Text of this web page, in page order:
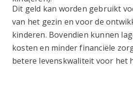
Dit geld kan worden gebruikt
van het gezin en voor de
kinderen. Bovendien kunnen
kosten en minder financiële
betere levenskwaliteit voor het